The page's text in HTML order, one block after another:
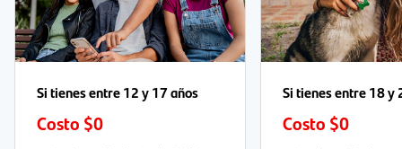
Si tienes entre 12 y 17 años
Costo $0
Si tienes entre 18 y
Costo $0